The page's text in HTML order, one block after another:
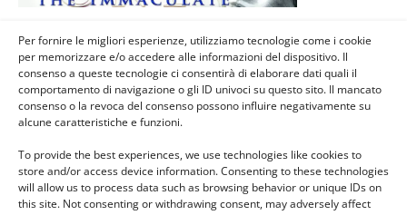
Per fornire le migliori esperienze, utilizziamo tecnologie come i cookie
per memorizzare e/o accedere alle informazioni del dispositivo. Il
consenso a queste tecnologie ci consentirà di elaborare dati quali il
comportamento di navigazione o gli ID univoci su questo sito. Il mancato
consenso o la revoca del consenso possono influire negativamente su
alcune caratteristiche e funzioni.
To provide the best experiences, we use technologies like cookies to
store and/or access device information. Consenting to these technologies
will allow us to process data such as browsing behavior or unique IDs on
this site. Not consenting or withdrawing consent, may adversely affect
Mobile Desktop
WPtouch Mobile Suite for WordPress